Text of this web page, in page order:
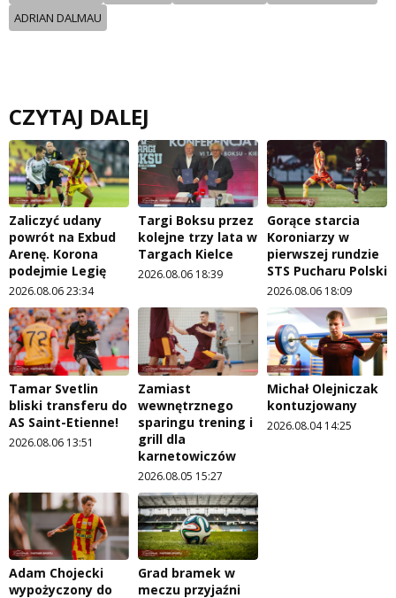
ADRIAN DALMAU
CZYTAJ DALEJ
Zaliczyć udany
powrót na Exbud
Arenę. Korona
podejmie Legię
2026.08.06 23:34
Targi Boksu przez
kolejne trzy lata w
Targach Kielce
2026.08.06 18:39
Gorące starcia
Koroniarzy w
pierwszej rundzie
STS Pucharu Polski
2026.08.06 18:09
Tamar Svetlin
bliski transferu do
AS Saint-Etienne!
2026.08.06 13:51
Zamiast
wewnętrznego
sparingu trening i
grill dla
karnetowiczów
2026.08.05 15:27
Michał Olejniczak
kontuzjowany
2026.08.04 14:25
Adam Chojecki
wypożyczony do
Grad bramek w
meczu przyjaźni